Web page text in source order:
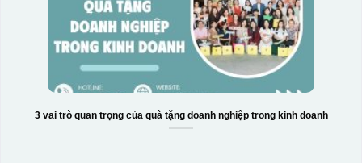
3 vai trò quan trọng của quà tặng doanh nghiệp trong kinh doanh